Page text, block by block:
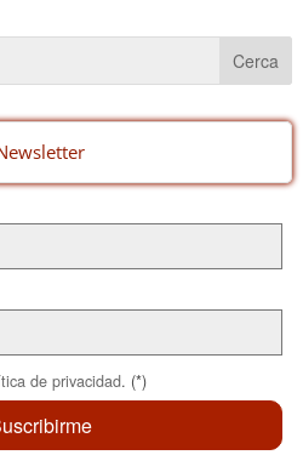
p
ar
te
ix
de privacidad. (*)